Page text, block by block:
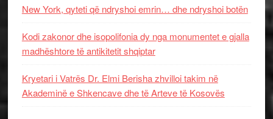
New York, qyteti që ndryshoi emrin… dhe ndryshoi botën
Kodi zakonor dhe isopolifonia dy nga monumentet e gjalla
madhështore të antikitetit shqiptar
Kryetari i Vatrës Dr. Elmi Berisha zhvilloi takim në
Akademinë e Shkencave dhe të Arteve të Kosovës